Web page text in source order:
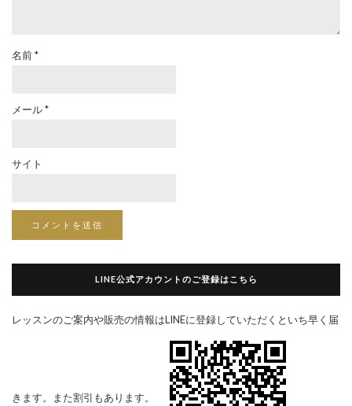
名前*
メール*
サイト
LINE公式アカウントのご登録はこちら
レッスンのご案内や販売の情報はLINEに登録していただくといち早く届
きます。また割引もあります。